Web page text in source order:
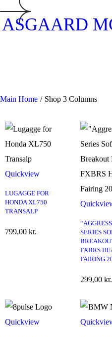
ASGAARD
Main Home / Shop 3 Columns
Quickview
LUGAGGE FOR
HONDA XL750
TRANSALP
799,00 kr.
SERIES
FXBRS
FAIRING
299,00 kr.
Quickview